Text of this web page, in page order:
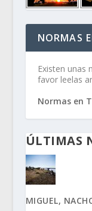
NORMAS
Existen unas
favor leelas
Normas en
ÚLTIMAS
MIGUEL,